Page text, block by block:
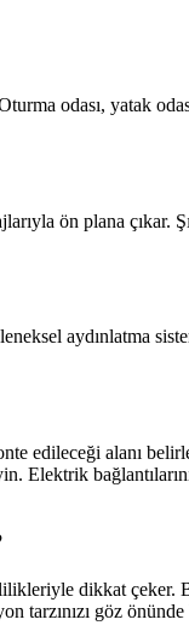
odası, yatak
ön plana çıkar.
aydınlatma
edileceği alanı
dikkat çeker.
tarzınızı göz önünde